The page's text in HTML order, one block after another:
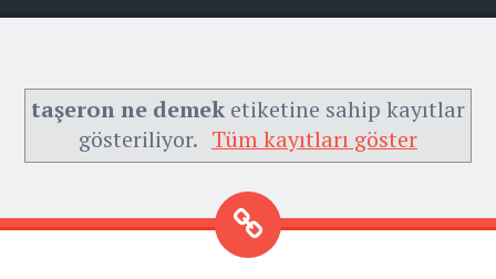
Menu WidgetsSocial Links
Search
taşeron ne demek etiketine sahip kayıtlar
gösteriliyor. Tüm kayıtları göster